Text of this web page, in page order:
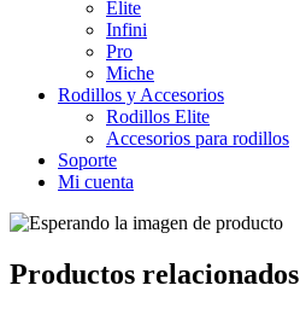
Elite
Infini
Pro
Miche
Rodillos y Accesorios
Rodillos Elite
Accesorios para rodillos
Soporte
Mi cuenta
Productos relacionados